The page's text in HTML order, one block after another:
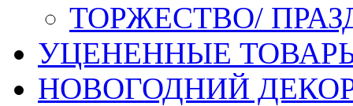
ТОРЖЕСТВО/
УЦЕНЕННЫЕ
НОВОГОДНИЙ